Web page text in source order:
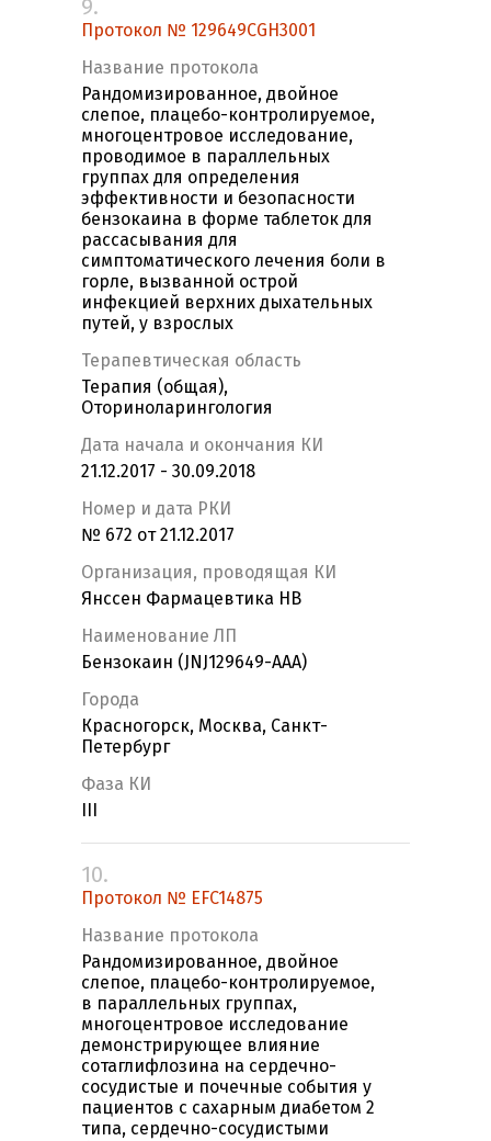
9.
Протокол № 129649СGH3001
Название протокола
Рандомизированное, двойное
слепое, плацебо-контролируемое,
многоцентровое исследование,
проводимое в параллельных
группах для определения
эффективности и безопасности
бензокаина в форме таблеток для
рассасывания для
симптоматического лечения боли в
горле, вызванной острой
инфекцией верхних дыхательных
путей, у взрослых
Терапевтическая область
Терапия (общая),
Оториноларингология
Дата начала и окончания КИ
21.12.2017 - 30.09.2018
Номер и дата РКИ
№ 672 от 21.12.2017
Организация, проводящая КИ
Янссен Фармацевтика НВ
Наименование ЛП
Бензокаин (JNJ129649-AAA)
Города
Красногорск, Москва, Санкт-
Петербург
Фаза КИ
10.
Протокол № EFC14875
Название протокола
Рандомизированное, двойное
слепое, плацебо-контролируемое,
в параллельных группах,
многоцентровое исследование
демонстрирующее влияние
сотаглифлозина на сердечно-
сосудистые и почечные события у
пациентов с сахарным диабетом 2
типа, сердечно-сосудистыми